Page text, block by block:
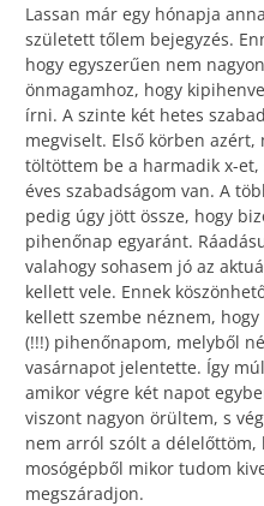
Lassan már egy hónapja
született tőlem bejegyzés.
hogy egyszerűen nem
önmagamhoz, hogy
írni. A szinte két hetes
megviselt. Első körben
töltöttem be a harmadik x-et,
éves szabadságom van. A
pedig úgy jött össze, hogy
pihenőnap egyaránt.
valahogy sohasem jó az
kellett vele. Ennek
kellett szembe néznem,
(!!!) pihenőnapom, melyből
vasárnapot jelentette. Így
amikor végre két napot
viszont nagyon örültem, s
nem arról szólt a délelőttöm,
mosógépből mikor tudom
megszáradjon.